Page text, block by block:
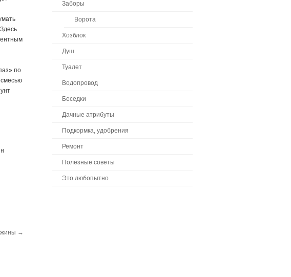
по
→
Заборы
Ворота
Хозблок
Душ
Туалет
Водопровод
Беседки
Дачные атрибуты
Подкормка, удобрения
Ремонт
Полезные советы
Это любопытно